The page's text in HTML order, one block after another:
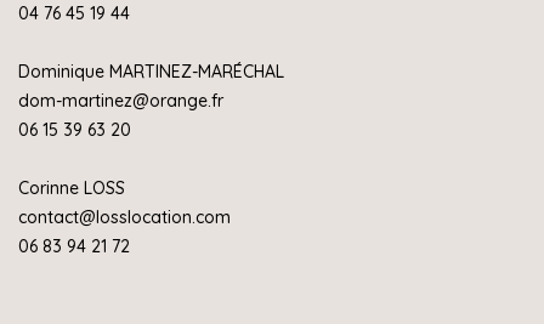
04 76 45 19 44
Dominique MARTINEZ-MARÉCHAL
dom-martinez@orange.fr
06 15 39 63 20
Corinne LOSS
contact@losslocation.com
06 83 94 21 72